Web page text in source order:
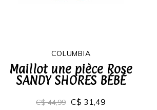
COLUMBIA
Maillot une pièce Rose
SANDY SHORES BÉBÉ
C$ 44,99 C$ 31,49